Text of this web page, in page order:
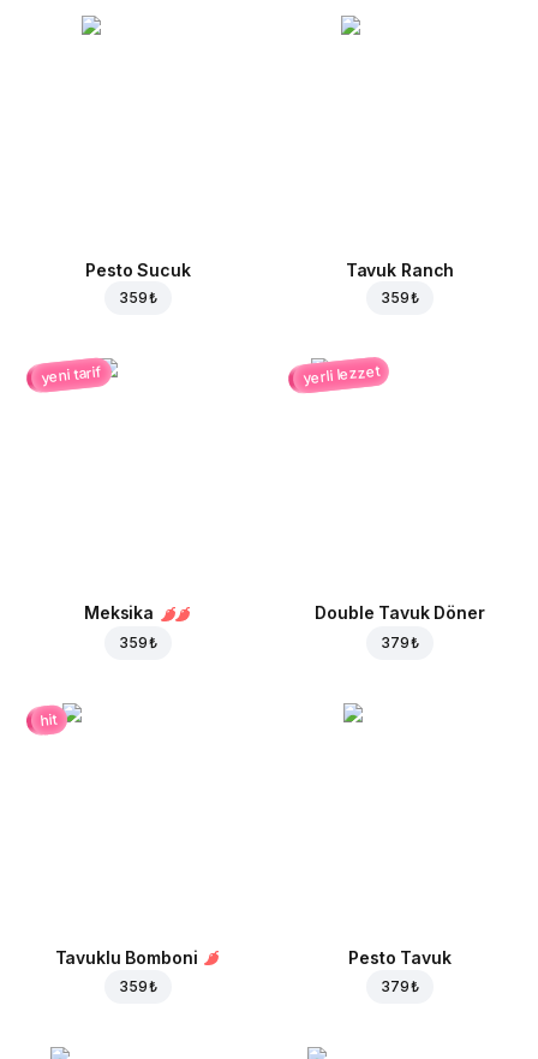
Pesto Sucuk
359 ₺
Tavuk Ranch
359 ₺
yeni tarif
Meksika
359 ₺
yerli lezzet
Double Tavuk Döner
379 ₺
hit
Tavuklu Bomboni
359 ₺
Pesto Tavuk
379 ₺